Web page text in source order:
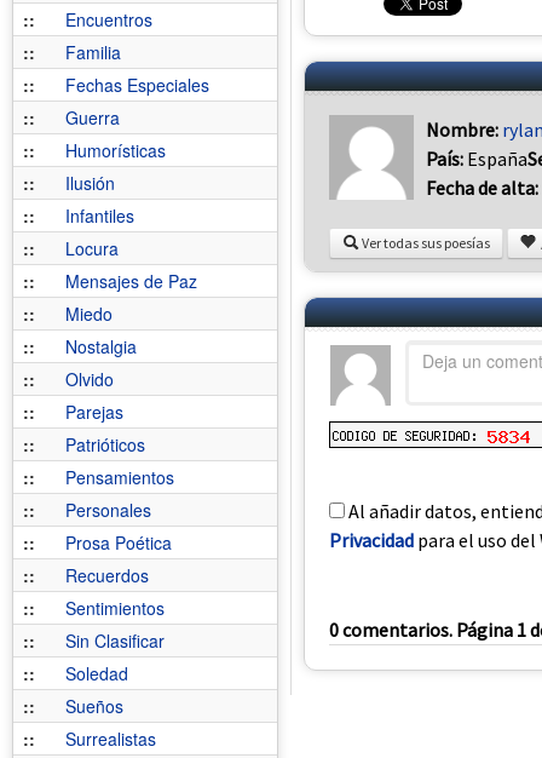
::
Encuentros
::
Familia
::
Fechas Especiales
::
Guerra
::
Humorísticas
::
Ilusión
::
Infantiles
::
Locura
::
Mensajes de Paz
::
Miedo
::
Nostalgia
::
Olvido
::
Parejas
::
Patrióticos
::
Pensamientos
::
Personales
::
Prosa Poética
::
Recuerdos
::
Sentimientos
::
Sin Clasificar
::
Soledad
::
Sueños
::
Surrealistas
Nombre:
País: España
Fecha de alta:
Ver todas sus poesías
Al añadir datos,
Privacidad para el uso del
0 comentarios. Página 1